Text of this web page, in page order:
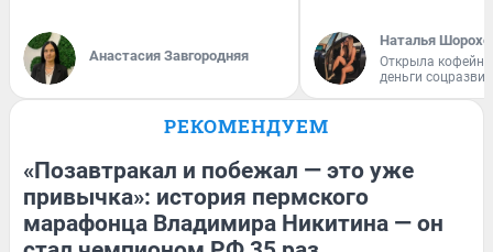
Анастасия Завгородняя
Наталья
Открыла
деньги
РЕКОМЕНДУЕМ
«Позавтракал и побежал — это уже
привычка»: история пермского
марафонца Владимира Никитина — он